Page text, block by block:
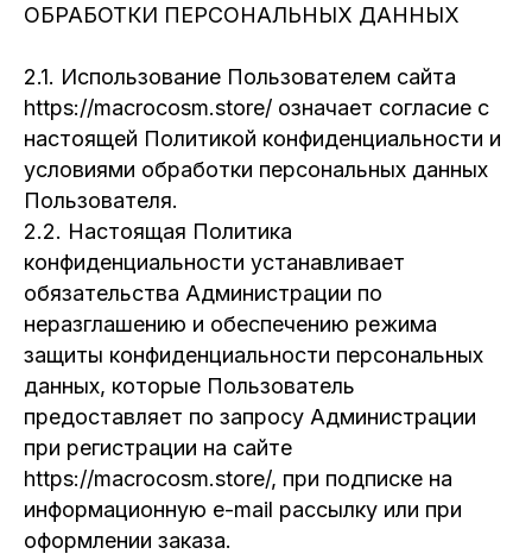
ОБРАБОТКИ ПЕРСОНАЛЬНЫХ ДАННЫХ
2.1. Использование Пользователем сайта
https://macrocosm.store/ означает согласие с
настоящей Политикой конфиденциальности и
условиями обработки персональных данных
Пользователя.
2.2. Настоящая Политика
конфиденциальности устанавливает
обязательства Администрации по
неразглашению и обеспечению режима
защиты конфиденциальности персональных
данных, которые Пользователь
предоставляет по запросу Администрации
при регистрации на сайте
https://macrocosm.store/, при подписке на
информационную e-mail рассылку или при
оформлении заказа.